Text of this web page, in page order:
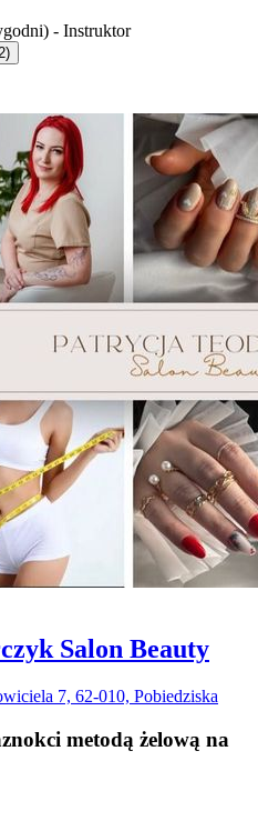
- Instruktor
Salon Beauty
7, 62-010, Pobiedziska
metodą żelową na